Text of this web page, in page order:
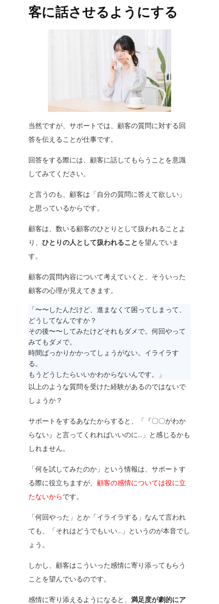
客に話させるようにする
当然ですが、サポートでは、顧客の質問に対する回
答を伝えることが仕事です。
回答をする際には、顧客に話してもらうことを意識
してみてください。
と言うのも、顧客は「自分の質問に答えて欲しい 」
と思っているからです。
顧客は、数いる顧客のひとりとして扱われることよ
り、ひとりの人として扱われることを望んでいま
す。
顧客の質問内容について考えていくと、そういった
顧客の心理が見えてきます。
「〜〜したんだけど、進まなくて困ってしまって、
どうしてなんですか？
その後〜〜してみたけどそれもダメで。何回やって
みてもダメで。
時間ばっかりかかってしょうがない。イライラす
る。
もうどうしたらいいかわからないんです。」
以上のような質問を受けた経験があるのではないで
しょうか？
サポートをするあなたからすると、「 『〇〇がわか
らない』と言ってくれればいいのに… 」と感じるかも
しれません。
「何を試してみたのか」という情報は、サポートす
る際に役立ちますが、 顧客の感情については役に立
たないからです。
「何回やった」とか「イライラする」なんて言われ
ても、「それはどうでもいい… 」というのが本音でし
ょう。
しかし、顧客はこういった感情に寄り添ってもらう
ことを望んでいるのです。
感情に寄り添えるようになると、満足度が劇的にア